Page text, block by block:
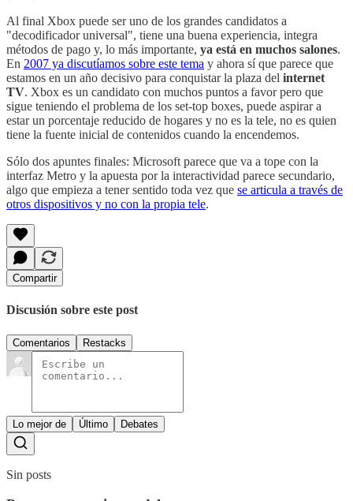
Al final Xbox puede ser uno de los grandes candidatos a
"decodificador universal", tiene una buena experiencia, integra
métodos de pago y, lo más importante, ya está en muchos salones.
En 2007 ya discutíamos sobre este tema y ahora sí que parece que
estamos en un año decisivo para conquistar la plaza del internet
TV. Xbox es un candidato con muchos puntos a favor pero que
sigue teniendo el problema de los set-top boxes, puede aspirar a
estar un porcentaje reducido de hogares y no es la tele, no es quien
tiene la fuente inicial de contenidos cuando la encendemos.
Sólo dos apuntes finales: Microsoft parece que va a tope con la
interfaz Metro y la apuesta por la interactividad parece secundario,
algo que empieza a tener sentido toda vez que se articula a través de
otros dispositivos y no con la propia tele.
Compartir
Discusión sobre este post
Comentarios Restacks
Lo mejor de Último Debates
Sin posts